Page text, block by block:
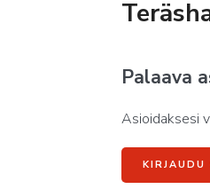
Palaava
Asioidaksesi